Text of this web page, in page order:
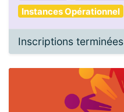
Instances Opérationnel
Inscriptions terminées